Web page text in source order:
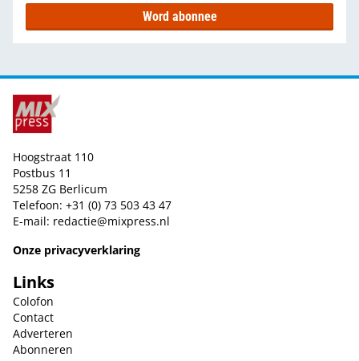
Word abonnee
Hoogstraat 110
Postbus 11
5258 ZG Berlicum
Telefoon: +31 (0) 73 503 43 47
E-mail: redactie@mixpress.nl
Onze privacyverklaring
Links
Colofon
Contact
Adverteren
Abonneren